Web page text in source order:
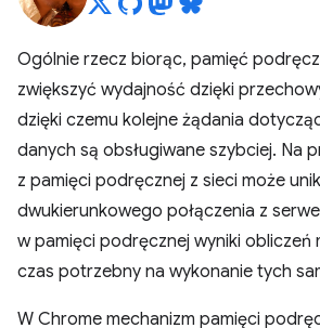
Ogólnie rzecz biorąc, pamięć
zwiększyć wydajność dzięki
dzięki czemu kolejne żądania
danych są obsługiwane szybciej. Na
z pamięci podręcznej z sieci może
dwukierunkowego połączenia z
w pamięci podręcznej wyniki obliczeń
czas potrzebny na wykonanie tych
W Chrome mechanizm pamięci